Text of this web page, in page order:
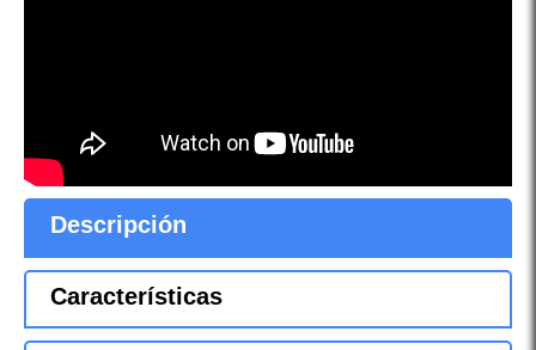
Descripción
Características